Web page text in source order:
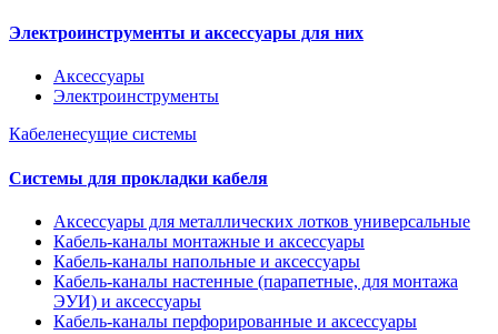
Электроинструменты и аксессуары для них
Аксессуары
Электроинструменты
Кабеленесущие системы
Системы для прокладки кабеля
Аксессуары для металлических лотков универсальные
Кабель-каналы монтажные и аксессуары
Кабель-каналы напольные и аксессуары
Кабель-каналы настенные (парапетные, для монтажа
ЭУИ) и аксессуары
Кабель-каналы перфорированные и аксессуары